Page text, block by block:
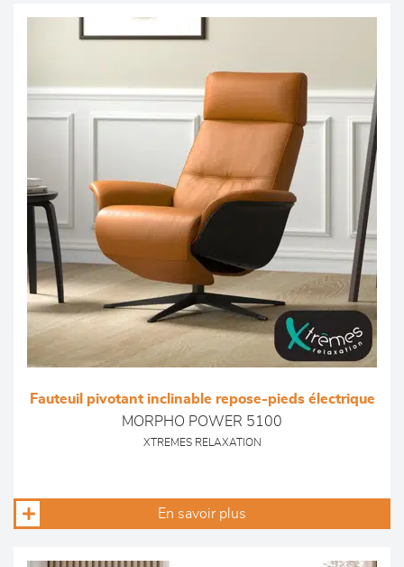
Fauteuil pivotant inclinable repose-pieds électrique
MORPHO POWER 5100
XTREMES RELAXATION
En savoir plus